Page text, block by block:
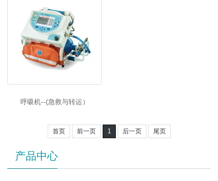
呼吸机--(急救与转运）
首页 前一页 1 后一页 尾页
产品中心